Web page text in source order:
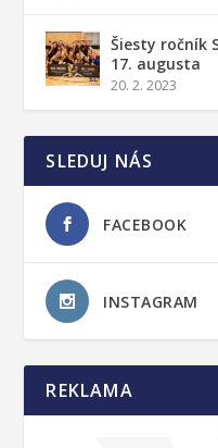
Šiesty ročník
17. augusta
20. 2. 2023
SLEDUJ NÁS
FACEBOOK
INSTAGRAM
REKLAMA